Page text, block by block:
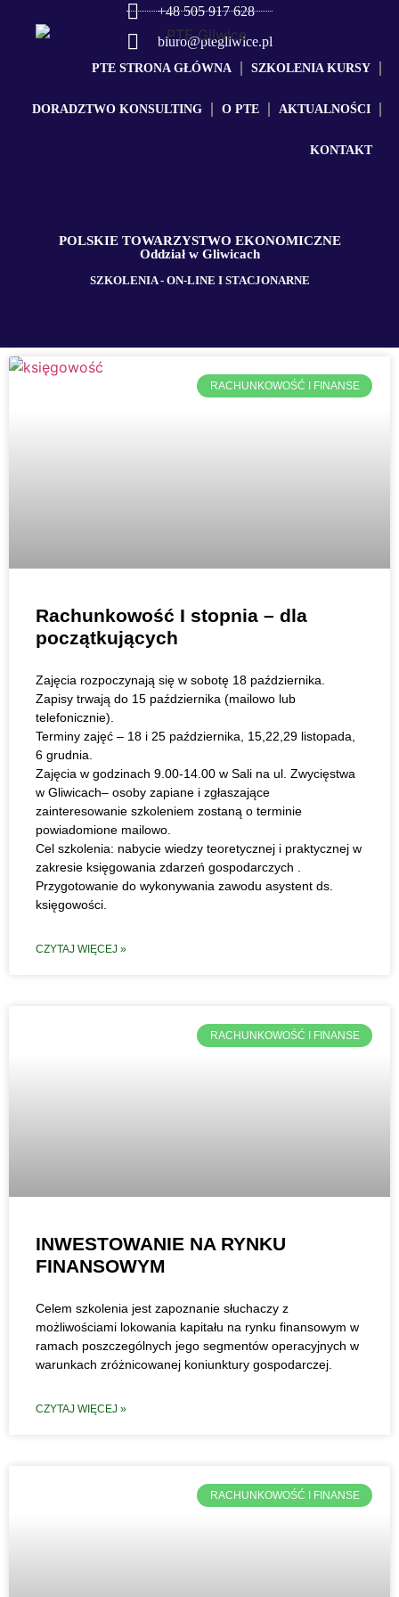
+48 505 917 628
biuro@ptegliwice.pl
PTE STRONA GŁÓWNA SZKOLENIA KURSY
DORADZTWO KONSULTING O PTE AKTUALNOŚCI
KONTAKT
POLSKIE TOWARZYSTWO EKONOMICZNE
Oddział w Gliwicach
SZKOLENIA - ON-LINE I STACJONARNE
RACHUNKOWOŚĆ I FINANSE
Rachunkowość I stopnia – dla
początkujących
Zajęcia rozpoczynają się w sobotę 18 października.
Zapisy trwają do 15 października (mailowo lub
telefonicznie).
Terminy zajęć – 18 i 25 października, 15,22,29 listopada,
6 grudnia.
Zajęcia w godzinach 9.00-14.00 w Sali na ul. Zwycięstwa
w Gliwicach– osoby zapiane i zgłaszające
zainteresowanie szkoleniem zostaną o terminie
powiadomione mailowo.
Cel szkolenia: nabycie wiedzy teoretycznej i praktycznej w
zakresie księgowania zdarzeń gospodarczych .
Przygotowanie do wykonywania zawodu asystent ds.
księgowości.
CZYTAJ WIĘCEJ »
RACHUNKOWOŚĆ I FINANSE
INWESTOWANIE NA RYNKU
FINANSOWYM
Celem szkolenia jest zapoznanie słuchaczy z
możliwościami lokowania kapitału na rynku finansowym w
ramach poszczególnych jego segmentów operacyjnych w
warunkach zróżnicowanej koniunktury gospodarczej.
CZYTAJ WIĘCEJ »
RACHUNKOWOŚĆ I FINANSE